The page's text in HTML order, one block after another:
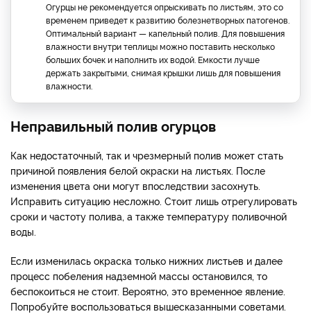
Огурцы не рекомендуется опрыскивать по листьям, это со
временем приведет к развитию болезнетворных патогенов.
Оптимальный вариант — капельный полив. Для повышения
влажности внутри теплицы можно поставить несколько
больших бочек и наполнить их водой. Емкости лучше
держать закрытыми, снимая крышки лишь для повышения
влажности.
Неправильный полив огурцов
Как недостаточный, так и чрезмерный полив может стать
причиной появления белой окраски на листьях. После
изменения цвета они могут впоследствии засохнуть.
Исправить ситуацию несложно. Стоит лишь отрегулировать
сроки и частоту полива, а также температуру поливочной
воды.
Если изменилась окраска только нижних листьев и далее
процесс побеления надземной массы остановился, то
беспокоиться не стоит. Вероятно, это временное явление.
Попробуйте воспользоваться вышесказанными советами.